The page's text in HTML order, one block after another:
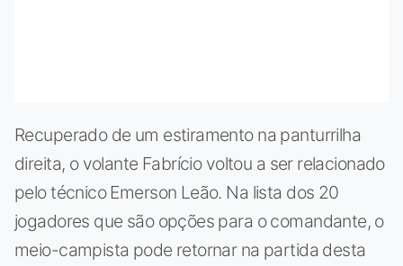
Recuperado de um estiramento na panturrilha
direita, o volante Fabrício voltou a ser relacionado
pelo técnico Emerson Leão. Na lista dos 20
jogadores que são opções para o comandante, o
meio-campista pode retornar na partida desta